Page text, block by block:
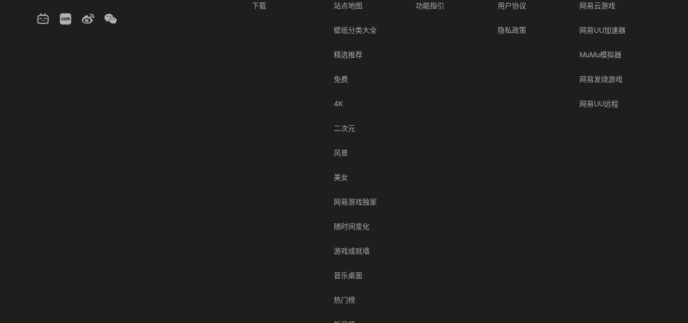
下载 站点地图
壁纸分类大全
精选推荐
免费
4K
二次元
风景
美女
网易游戏独家
随时间变化
游戏成就墙
音乐桌面
热门榜
功能指引 用户协议
隐私政策
网易云游戏
网易UU加速器
MuMu模拟器
网易发烧游戏
网易UU远程